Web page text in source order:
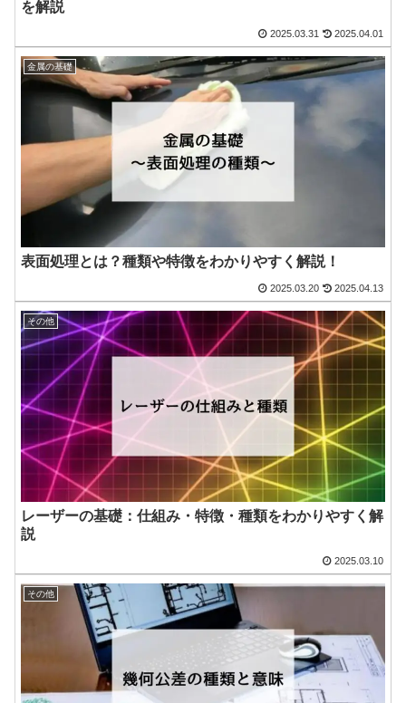
を解説
2025.03.31 2025.04.01
金属の基礎
表面処理とは？種類や特徴をわかりやすく解説！
2025.03.20 2025.04.13
その他
レーザーの基礎：仕組み・特徴・種類をわかりやすく解
説
2025.03.10
その他